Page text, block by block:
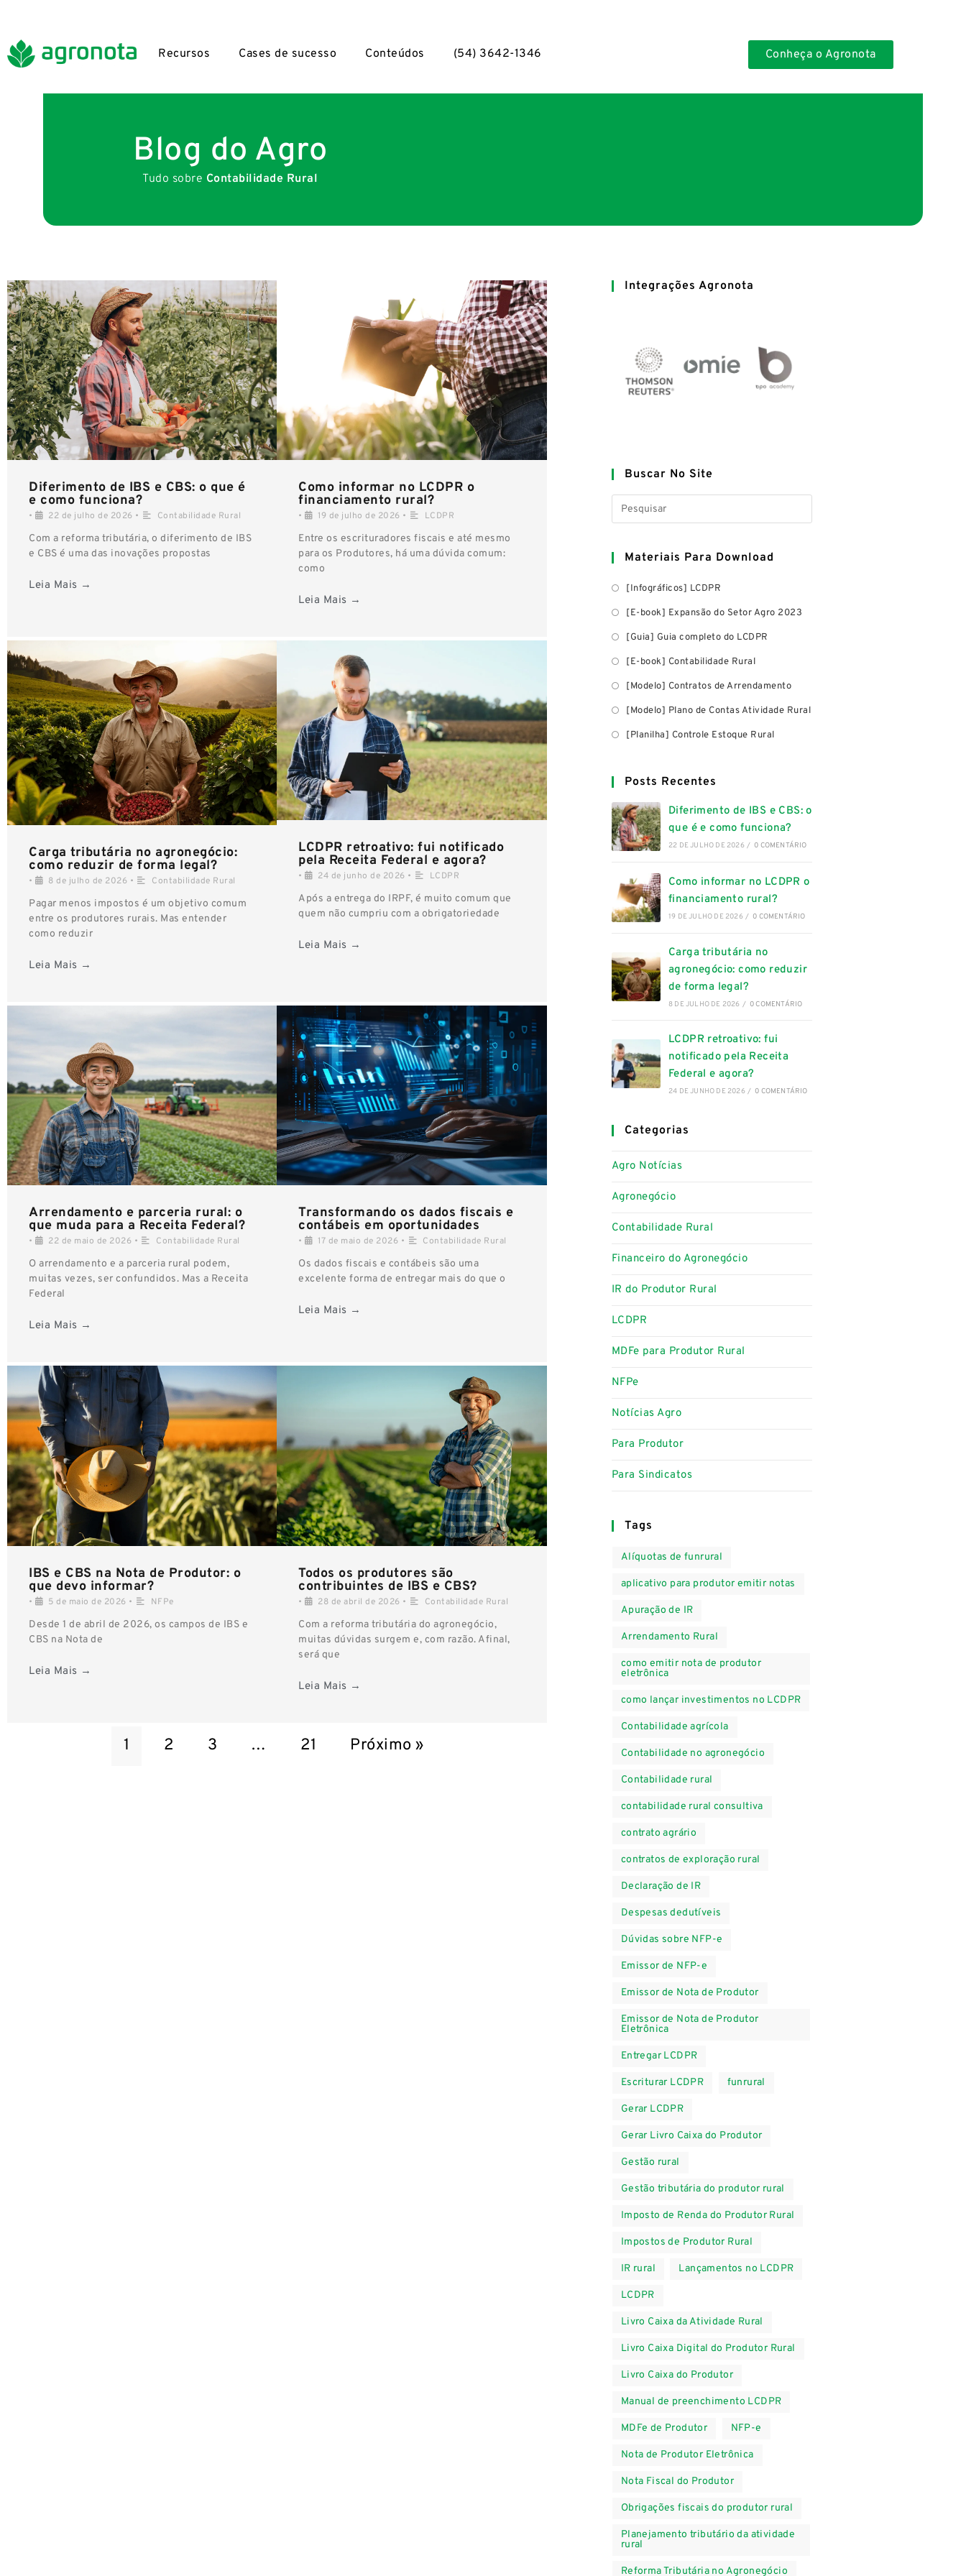
Recursos Cases de sucesso Conteúdos (54) 3642-1346 Conheça o Agronota
Blog do Agro
Tudo sobre Contabilidade Rural
Diferimento de IBS e CBS: o que é
e como funciona?
• 22 de julho de 2026 • Contabilidade Rural
Com a reforma tributária, o diferimento de IBS
e CBS é uma das inovações propostas
Leia Mais →
Como informar no LCDPR o
financiamento rural?
• 19 de julho de 2026 • LCDPR
Entre os escrituradores fiscais e até mesmo
para os Produtores, há uma dúvida comum:
como
Leia Mais →
Carga tributária no agronegócio:
como reduzir de forma legal?
• 8 de julho de 2026 • Contabilidade Rural
Pagar menos impostos é um objetivo comum
entre os produtores rurais. Mas entender
como reduzir
Leia Mais →
LCDPR retroativo: fui notificado
pela Receita Federal e agora?
• 24 de junho de 2026 • LCDPR
Após a entrega do IRPF, é muito comum que
quem não cumpriu com a obrigatoriedade
Leia Mais →
Arrendamento e parceria rural: o
que muda para a Receita Federal?
• 22 de maio de 2026 • Contabilidade Rural
O arrendamento e a parceria rural podem,
muitas vezes, ser confundidos. Mas a Receita
Federal
Leia Mais →
Transformando os dados fiscais e
contábeis em oportunidades
• 17 de maio de 2026 • Contabilidade Rural
Os dados fiscais e contábeis são uma
excelente forma de entregar mais do que o
Leia Mais →
IBS e CBS na Nota de Produtor: o
que devo informar?
• 5 de maio de 2026 • NFPe
Desde 1 de abril de 2026, os campos de IBS e
CBS na Nota de
Leia Mais →
Todos os produtores são
contribuintes de IBS e CBS?
• 28 de abril de 2026 • Contabilidade Rural
Com a reforma tributária do agronegócio,
muitas dúvidas surgem e, com razão. Afinal,
será que
Leia Mais →
1 2 3 … 21 Próximo »
Integrações Agronota
Buscar No Site
Materiais Para Download
[Infográficos] LCDPR
[E-book] Expansão do Setor Agro 2023
[Guia] Guia completo do LCDPR
[E-book] Contabilidade Rural
[Modelo] Contratos de Arrendamento
[Modelo] Plano de Contas Atividade Rural
[Planilha] Controle Estoque Rural
Posts Recentes
Diferimento de IBS e CBS: o
que é e como funciona?
22 DE JULHO DE 2026 / 0 COMENTÁRIO
Como informar no LCDPR o
financiamento rural?
19 DE JULHO DE 2026 / 0 COMENTÁRIO
Carga tributária no
agronegócio: como reduzir
de forma legal?
8 DE JULHO DE 2026 / 0 COMENTÁRIO
LCDPR retroativo: fui
notificado pela Receita
Federal e agora?
24 DE JUNHO DE 2026 / 0 COMENTÁRIO
Categorias
Agro Notícias
Agronegócio
Contabilidade Rural
Financeiro do Agronegócio
IR do Produtor Rural
LCDPR
MDFe para Produtor Rural
NFPe
Notícias Agro
Para Produtor
Para Sindicatos
Tags
Alíquotas de funrural
aplicativo para produtor emitir notas
Apuração de IR
Arrendamento Rural
como emitir nota de produtor
eletrônica
como lançar investimentos no LCDPR
Contabilidade agrícola
Contabilidade no agronegócio
Contabilidade rural
contabilidade rural consultiva
contrato agrário
contratos de exploração rural
Declaração de IR
Despesas dedutíveis
Dúvidas sobre NFP-e
Emissor de NFP-e
Emissor de Nota de Produtor
Emissor de Nota de Produtor
Eletrônica
Entregar LCDPR
Escriturar LCDPR funrural
Gerar LCDPR
Gerar Livro Caixa do Produtor
Gestão rural
Gestão tributária do produtor rural
Imposto de Renda do Produtor Rural
Impostos de Produtor Rural
IR rural Lançamentos no LCDPR
LCDPR
Livro Caixa da Atividade Rural
Livro Caixa Digital do Produtor Rural
Livro Caixa do Produtor
Manual de preenchimento LCDPR
MDFe de Produtor NFP-e
Nota de Produtor Eletrônica
Nota Fiscal do Produtor
Obrigações fiscais do produtor rural
Planejamento tributário da atividade
rural
Reforma Tributária no Agronegócio